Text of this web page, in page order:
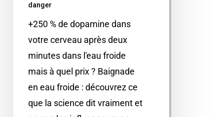
danger
+250 % de dopamine dans
votre cerveau après deux
minutes dans l'eau froide
mais à quel prix ? Baignade
en eau froide : découvrez ce
que la science dit vraiment et